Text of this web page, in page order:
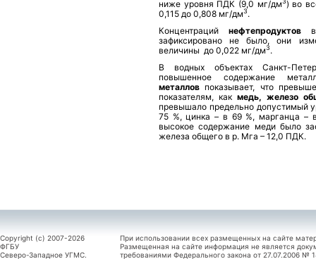
ниже уровня ПДК (9,0 мг/дм ) во
0,115 до 0,808 мг/дм3.
Концентраций нефтепродуктов
зафиксировано не было, они
величины до 0,022 мг/дм3.
В водных объектах Санкт-
повышенное содержание
металлов показывает, что
показателям, как медь, железо
превышало предельно допустимый
75 %, цинка – в 69 %, марганца –
высокое содержание меди было
железа общего в р. Мга – 12,0 ПДК.
Copyright (c) 2007-2026
ФГБУ
Северо-Западное УГМС.
При использовании всех размещенных на сайте
Размещенная на сайте информация не является
требованиями Федерального закона от 27.07.2006